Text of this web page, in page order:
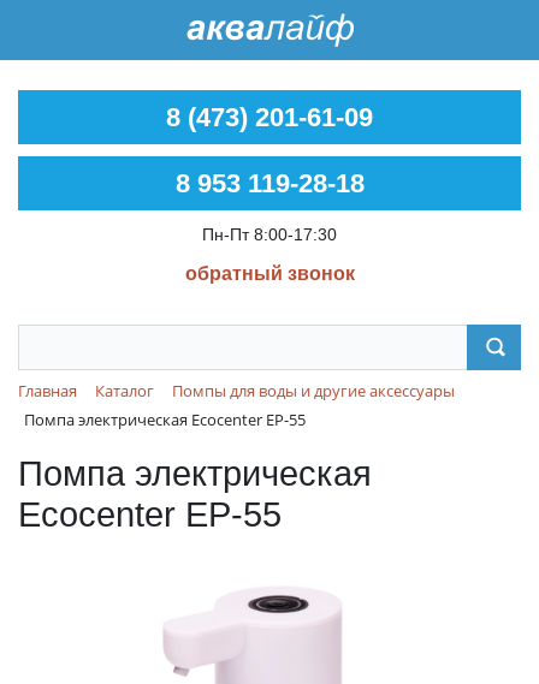
8 (473) 201-61-09
8 953 119-28-18
Пн-Пт 8:00-17:30
обратный звонок
Главная Каталог
Помпы для воды и другие аксессуары
Помпа электрическая Ecocenter EP-55
Помпа электрическая
Ecocenter EP-55